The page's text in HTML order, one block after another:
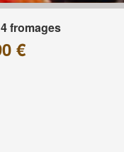
fromages
€